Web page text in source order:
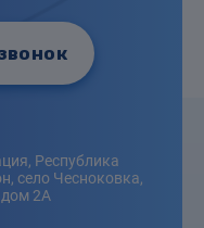
Республика
село Чесноковка,
дом 2А